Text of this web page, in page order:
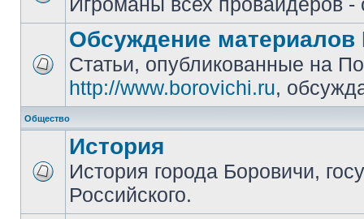
Обсуждение материалов
Статьи, опубликованные на
http://www.borovichi.ru,
Общество
История
История города Боровичи,
Российского.